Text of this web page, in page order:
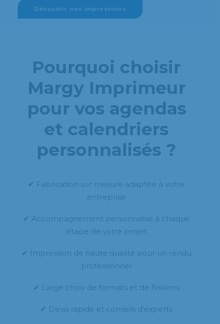
Découvrir nos impressions
Pourquoi choisir
Margy Imprimeur
pour vos agendas
et calendriers
personnalisés ?
✔ Fabrication sur mesure adaptée à votre
entreprise
✔ Accompagnement personnalisé à chaque
étape de votre projet
✔ Impression de haute qualité pour un rendu
professionnel
✔ Large choix de formats et de finitions
✔ Devis rapide et conseils d’experts